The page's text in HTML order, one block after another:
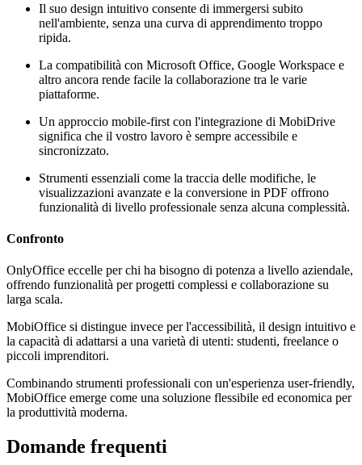
Il suo design intuitivo consente di immergersi subito
nell'ambiente, senza una curva di apprendimento troppo
ripida.
La compatibilità con Microsoft Office, Google Workspace e
altro ancora rende facile la collaborazione tra le varie
piattaforme.
Un approccio mobile-first con l'integrazione di MobiDrive
significa che il vostro lavoro è sempre accessibile e
sincronizzato.
Strumenti essenziali come la traccia delle modifiche, le
visualizzazioni avanzate e la conversione in PDF offrono
funzionalità di livello professionale senza alcuna complessità.
Confronto
OnlyOffice eccelle per chi ha bisogno di potenza a livello aziendale,
offrendo funzionalità per progetti complessi e collaborazione su
larga scala.
MobiOffice si distingue invece per l'accessibilità, il design intuitivo e
la capacità di adattarsi a una varietà di utenti: studenti, freelance o
piccoli imprenditori.
Combinando strumenti professionali con un'esperienza user-friendly,
MobiOffice emerge come una soluzione flessibile ed economica per
la produttività moderna.
Domande frequenti